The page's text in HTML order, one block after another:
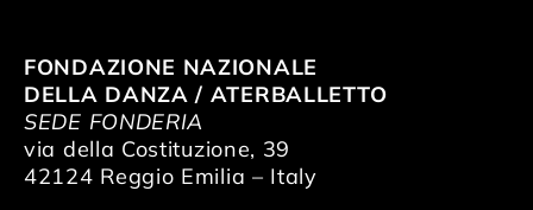
FONDAZIONE NAZIONALE
DELLA DANZA / ATERBALLETTO
SEDE FONDERIA
via della Costituzione, 39
42124 Reggio Emilia – Italy